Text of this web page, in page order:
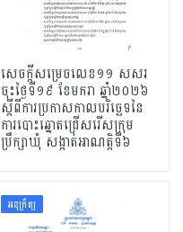
សេចក្តីសម្រេចលេខ១១ សសរ
ចុះថ្ងៃទី១៩ ខែមករា ឆ្នាំ២០២៦
ស្តីពីការប្រកាសកាលបរិច្ឆេទនៃ
ការបោះឆ្នោតជ្រើសរើសក្រុម
ប្រឹក្សាឃុំ សង្កាត់អាណត្តិទី៦
អនុក្រឹត្យ